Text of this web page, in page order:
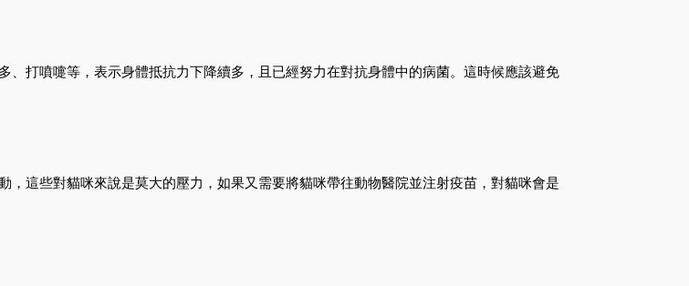
打噴嚏等，表示身體抵抗力下降續多，且已經努力在對抗身體中的病菌。這時候應該避免
這些對貓咪來說是莫大的壓力，如果又需要將貓咪帶往動物醫院並注射疫苗，對貓咪會是